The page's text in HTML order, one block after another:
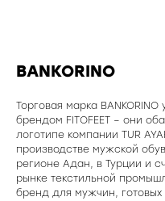
BANKORINO
Торговая марка
брендом FITOFEET – они
логотипе компании TUR
производстве мужской
регионе Адан, в Турции и
рынке текстильной
бренд для мужчин,